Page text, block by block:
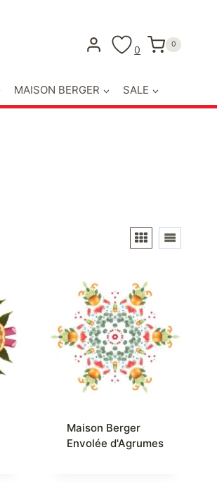
0 0
MAISON BERGER SALE
Maison Berger
Envolée d'Agrumes